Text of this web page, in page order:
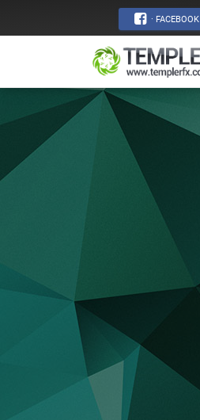
· FACEBOOK